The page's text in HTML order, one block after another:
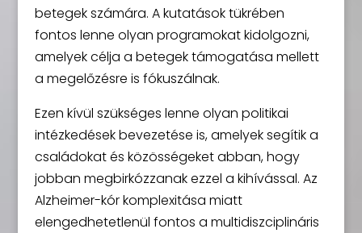
betegek számára. A kutatások tükrében
fontos lenne olyan programokat kidolgozni,
amelyek célja a betegek támogatása mellett
a megelőzésre is fókuszálnak.
Ezen kívül szükséges lenne olyan politikai
intézkedések bevezetése is, amelyek segítik a
családokat és közösségeket abban, hogy
jobban megbirkózzanak ezzel a kihívással. Az
Alzheimer-kór komplexitása miatt
elengedhetetlenül fontos a multidiszciplináris